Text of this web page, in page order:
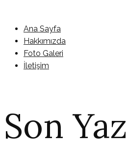
Ana Sayfa
Hakkımızda
Foto Galeri
İletişim
Son